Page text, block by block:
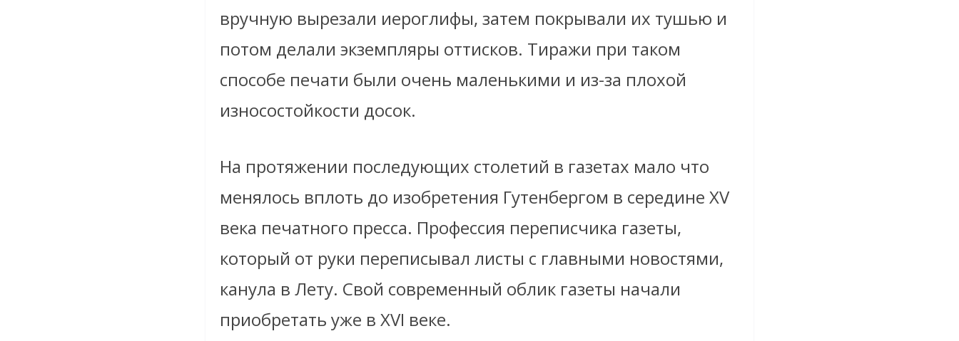
вручную вырезали иероглифы, затем покрывали их тушью и
потом делали экземпляры оттисков. Тиражи при таком
способе печати были очень маленькими и из-за плохой
износостойкости досок.
На протяжении последующих столетий в газетах мало что
менялось вплоть до изобретения Гутенбергом в середине XV
века печатного пресса. Профессия переписчика газеты,
который от руки переписывал листы с главными новостями,
канула в Лету. Свой современный облик газеты начали
приобретать уже в XVI веке.